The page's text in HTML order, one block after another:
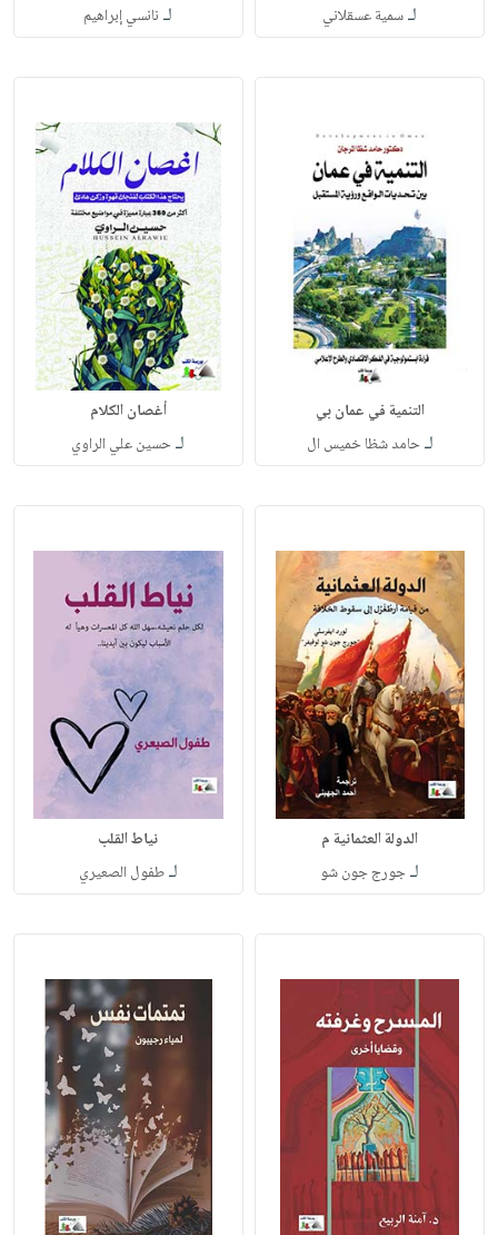
لـسمية عسقلاني لـ نانسي إبراهيم
التنمية في عمان بي
لـحامد شظا خميس ال
أغصان الكلام
لـحسين علي الراوي
الدولة العثمانية م
لـجورج جون شو
نياط القلب
لـطفول الصعيري